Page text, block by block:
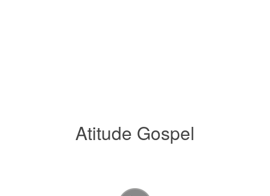
Atitude Gospel